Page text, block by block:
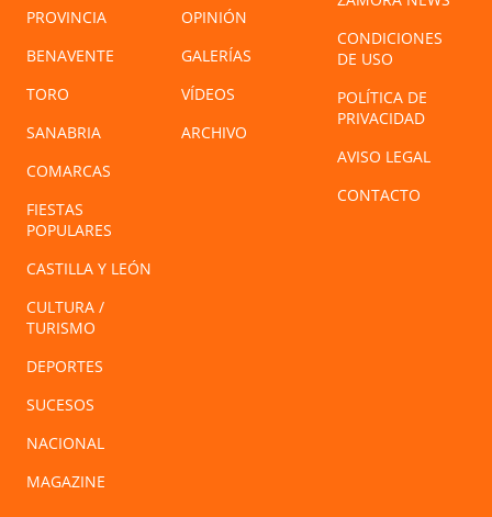
PROVINCIA
BENAVENTE
TORO
SANABRIA
COMARCAS
FIESTAS
POPULARES
CASTILLA Y LEÓN
CULTURA /
TURISMO
DEPORTES
SUCESOS
NACIONAL
MAGAZINE
OPINIÓN
GALERÍAS
VÍDEOS
ARCHIVO
CONDICIONES
DE USO
POLÍTICA DE
PRIVACIDAD
AVISO LEGAL
CONTACTO